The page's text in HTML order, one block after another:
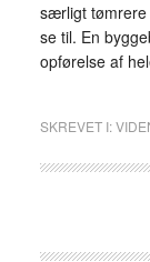
særligt tømrere
se til. En
opførelse af
SKREVET I: